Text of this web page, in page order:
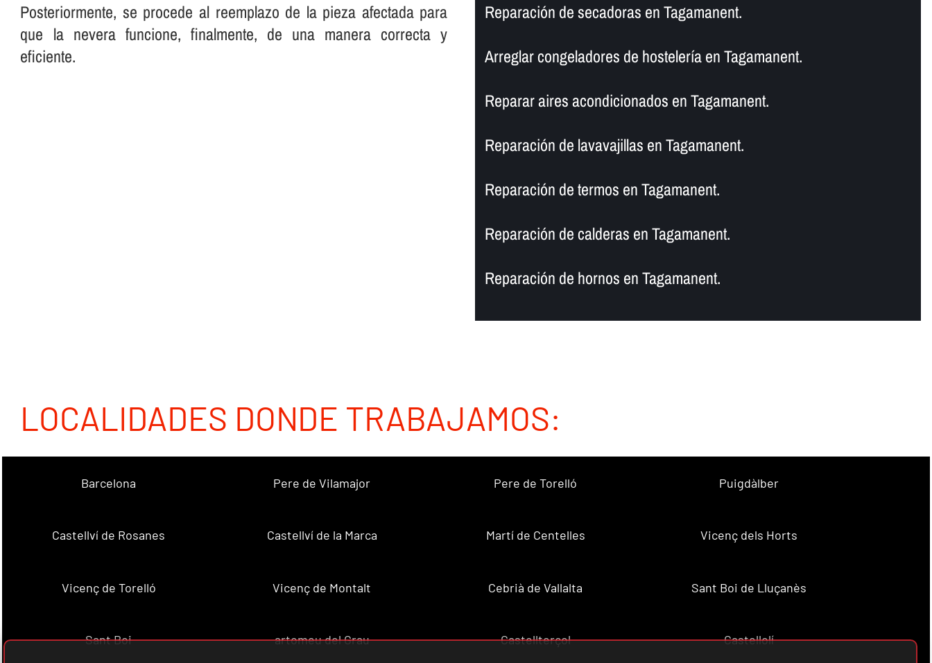
Posteriormente, se procede al reemplazo de la pieza afectada para
que la nevera funcione, finalmente, de una manera correcta y
eficiente.
Reparación de secadoras en Tagamanent.
Arreglar congeladores de hostelerí­a en Tagamanent.
Reparar aires acondicionados en Tagamanent.
Reparación de lavavajillas en Tagamanent.
Reparación de termos en Tagamanent.
Reparación de calderas en Tagamanent.
Reparación de hornos en Tagamanent.
LOCALIDADES DONDE TRABAJAMOS:
Barcelona Pere de Vilamajor Pere de Torelló Puigdàlber
Castellví de Rosanes Castellví de la Marca Martí de Centelles Vicenç dels Horts
Vicenç de Torelló Vicenç de Montalt Cebrià de Vallalta Sant Boi de Lluçanès
Sant Boi artomeu del Grau Castellterçol Castellolí